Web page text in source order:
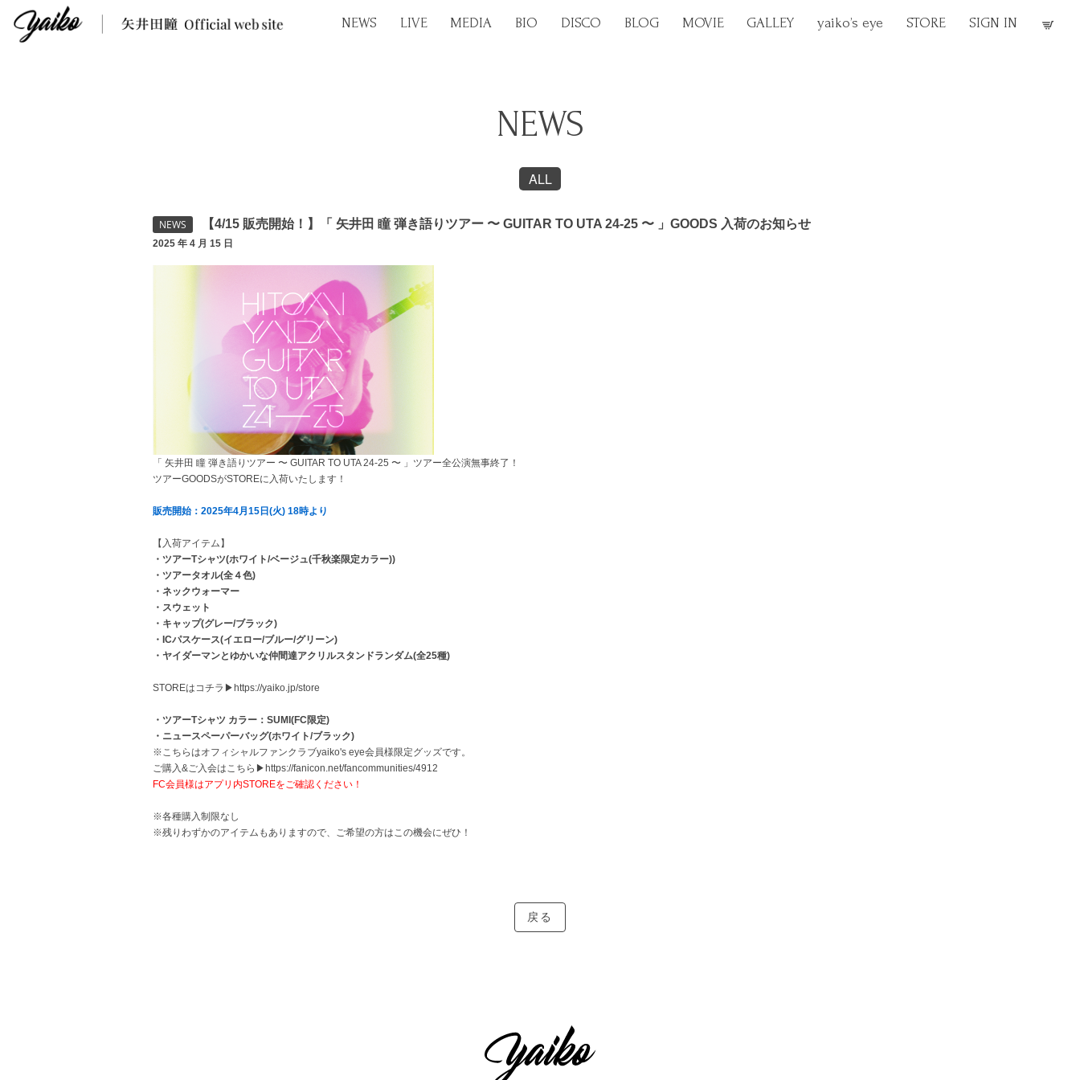
NEWS LIVE MEDIA BIO DISCO BLOG MOVIE GALLEY yaiko’s eye STORE SIGN IN
NEWS
ALL
NEWS 【4/15 販売開始！】「 矢井田 瞳 弾き語りツアー 〜 GUITAR TO UTA 24-25 〜 」GOODS 入荷のお知らせ
2025 年 4 月 15 日
「 矢井田 瞳 弾き語りツアー 〜 GUITAR TO UTA 24-25 〜 」ツアー全公演無事終了！
ツアーGOODSがSTOREに入荷いたします！
販売開始：2025年4月15日(火) 18時より
【入荷アイテム】
・ツアーTシャツ(ホワイト/ベージュ(千秋楽限定カラー))
・ツアータオル(全４色)
・ネックウォーマー
・スウェット
・キャップ(グレー/ブラック)
・ICパスケース(イエロー/ブルー/グリーン)
・ヤイダーマンとゆかいな仲間達アクリルスタンドランダム(全25種)
STOREはコチラ▶︎ https://yaiko.jp/store
・ツアーTシャツ カラー：SUMI(FC限定)
・ニュースペーパーバッグ(ホワイト/ブラック)
※こちらはオフィシャルファンクラブyaiko's eye会員様限定グッズです。
ご購入&ご入会はこちら▶︎ https://fanicon.net/fancommunities/4912
FC会員様はアプリ内STOREをご確認ください！
※各種購入制限なし
※残りわずかのアイテムもありますので、ご希望の方はこの機会にぜひ！
戻る